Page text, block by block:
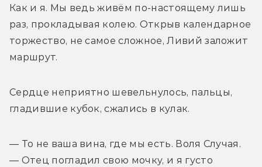
Как и я. Мы ведь живём по-настоящему лишь
раз, прокладывая колею. Открыв календарное
торжество, не самое сложное, Ливий заложит
маршрут.
Сердце неприятно шевельнулось, пальцы,
гладившие кубок, сжались в кулак.
— То не ваша вина, где мы есть. Воля Случая.
— Отец погладил свою мочку, и я густо